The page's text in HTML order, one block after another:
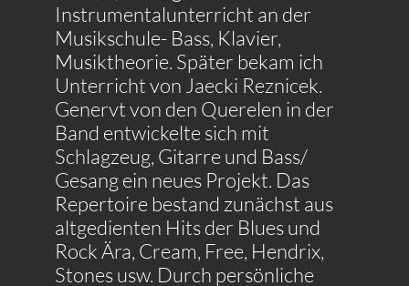
Instrumentalunterricht an der
Musikschule- Bass, Klavier,
Musiktheorie. Später bekam ich
Unterricht von Jaecki Reznicek.
Genervt von den Querelen in der
Band entwickelte sich mit
Schlagzeug, Gitarre und Bass/
Gesang ein neues Projekt. Das
Repertoire bestand zunächst aus
altgedienten Hits der Blues und
Rock Ära, Cream, Free, Hendrix,
Stones usw. Durch persönliche